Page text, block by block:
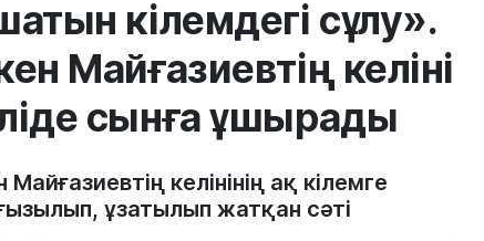
кілемдегі сұлу».
Майғазиевтің келіні
сынға ұшырады
Майғазиевтің келінінің ақ кілемге
ұзатылып жатқан сәті